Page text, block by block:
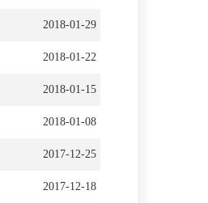
2018-01-29
2018-01-22
2018-01-15
2018-01-08
2017-12-25
2017-12-18